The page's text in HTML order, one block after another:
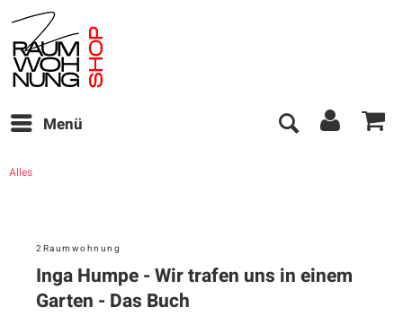
Menü
Alles
2Raumwohnung
Inga Humpe - Wir trafen uns in einem
Garten - Das Buch